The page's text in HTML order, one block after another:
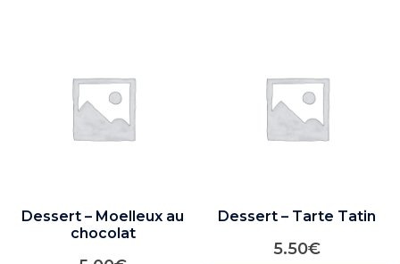
Dessert – Moelleux au
chocolat
Dessert – Tarte Tatin
5.50€